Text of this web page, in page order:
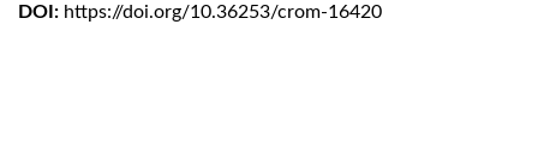
DOI: https://doi.org/10.36253/crom-16420